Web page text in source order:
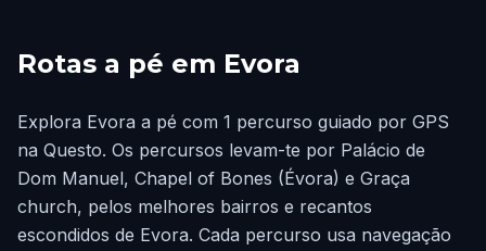
Rotas a pé em Evora
Explora Evora a pé com 1 percurso guiado por GPS
na Questo. Os percursos levam-te por Palácio de
Dom Manuel, Chapel of Bones (Évora) e Graça
church, pelos melhores bairros e recantos
escondidos de Evora. Cada percurso usa navegação